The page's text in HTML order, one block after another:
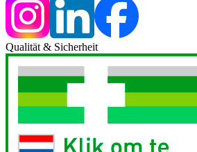
Qualität & Sicherheit